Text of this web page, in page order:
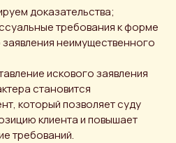
доказательства;
требования к форме
неимущественного
искового заявления
становится
который позволяет суду
клиента и повышает
требований.